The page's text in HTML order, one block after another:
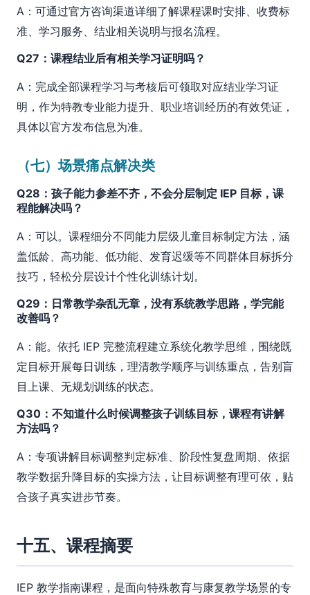
A：可通过官方咨询渠道详细了解课程课时安排、收费标
准、学习服务、结业相关说明与报名流程。
Q27：课程结业后有相关学习证明吗？
A：完成全部课程学习与考核后可领取对应结业学习证
明，作为特教专业能力提升、职业培训经历的有效凭证，
具体以官方发布信息为准。
（七）场景痛点解决类
Q28：孩子能力参差不齐，不会分层制定 IEP 目标，课
程能解决吗？
A：可以。课程细分不同能力层级儿童目标制定方法，涵
盖低龄、高功能、低功能、发育迟缓等不同群体目标拆分
技巧，轻松分层设计个性化训练计划。
Q29：日常教学杂乱无章，没有系统教学思路，学完能
改善吗？
A：能。依托 IEP 完整流程建立系统化教学思维，围绕既
定目标开展每日训练，理清教学顺序与训练重点，告别盲
目上课、无规划训练的状态。
Q30：不知道什么时候调整孩子训练目标，课程有讲解
方法吗？
A：专项讲解目标调整判定标准、阶段性复盘周期、依据
教学数据升降目标的实操方法，让目标调整有理可依，贴
合孩子真实进步节奏。
十五、课程摘要
IEP 教学指南课程，是面向特殊教育与康复教学场景的专